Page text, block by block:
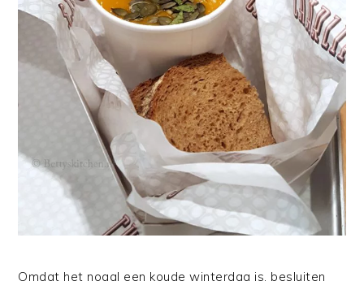
Omdat het nogal een koude winterdag is, besluiten